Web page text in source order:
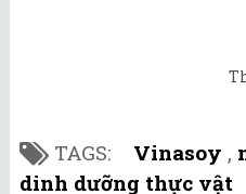
TAGS: Vinasoy ,
dinh dưỡng thực vật